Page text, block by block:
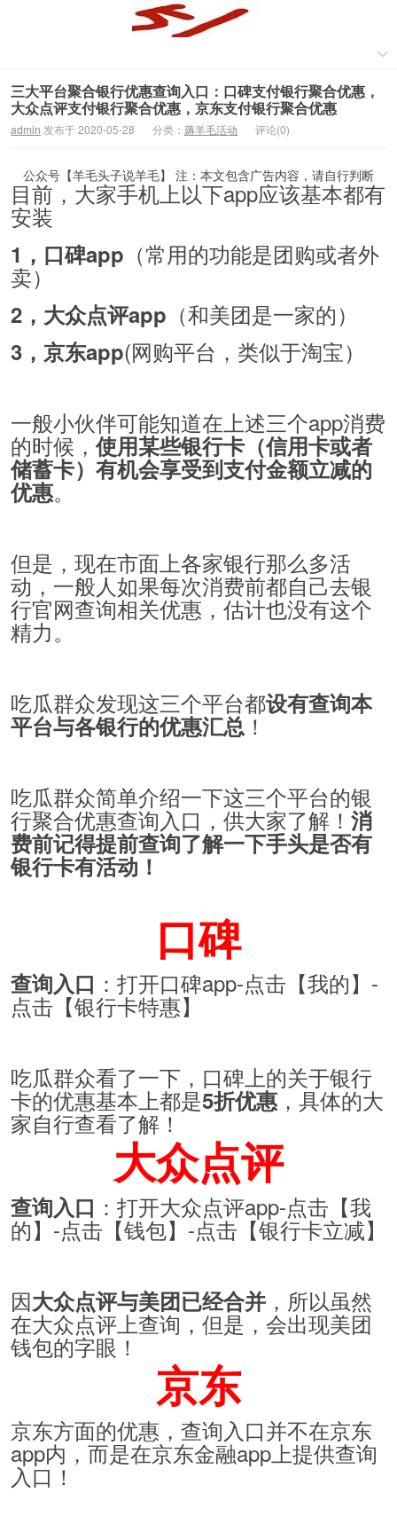
三大平台聚合银行优惠查询入口：口碑支付银行聚合优惠，
大众点评支付银行聚合优惠，京东支付银行聚合优惠
admin 发布于 2020-05-28 分类： 薅羊毛活动 评论(0)
公众号【羊毛头子说羊毛】 注：本文包含广告内容，请自行判断
目前，大家手机上以下app应该基本都有
安装
1，口碑app （常用的功能是团购或者外
卖）
2，大众点评app （和美团是一家的）
3，京东app(网购平台，类似于淘宝）
一般小伙伴可能知道在上述三个app消费
的时候，使用某些银行卡（信用卡或者
储蓄卡）有机会享受到支付金额立减的
优惠。
但是，现在市面上各家银行那么多活
动，一般人如果每次消费前都自己去银
行官网查询相关优惠，估计也没有这个
精力。
吃瓜群众发现这三个平台都设有查询本
平台与各银行的优惠汇总 ！
吃瓜群众简单介绍一下这三个平台的银
行聚合优惠查询入口，供大家了解！ 消
费前记得提前查询了解一下手头是否有
银行卡有活动！
口碑
查询入口 ：打开口碑app-点击【我的】-
点击【银行卡特惠】
吃瓜群众看了一下，口碑上的关于银行
卡的优惠基本上都是5折优惠 ，具体的大
家自行查看了解！
大众点评
查询入口 ：打开大众点评app-点击【我
的】-点击【钱包】-点击【银行卡立减】
因大众点评与美团已经合并 ，所以虽然
在大众点评上查询，但是，会出现美团
钱包的字眼！
京东
京东方面的优惠，查询入口并不在京东
app内，而是在京东金融app上提供查询
入口！